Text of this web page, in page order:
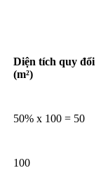
Diện tích quy đổi
(m²)
50% x 100 = 50
100